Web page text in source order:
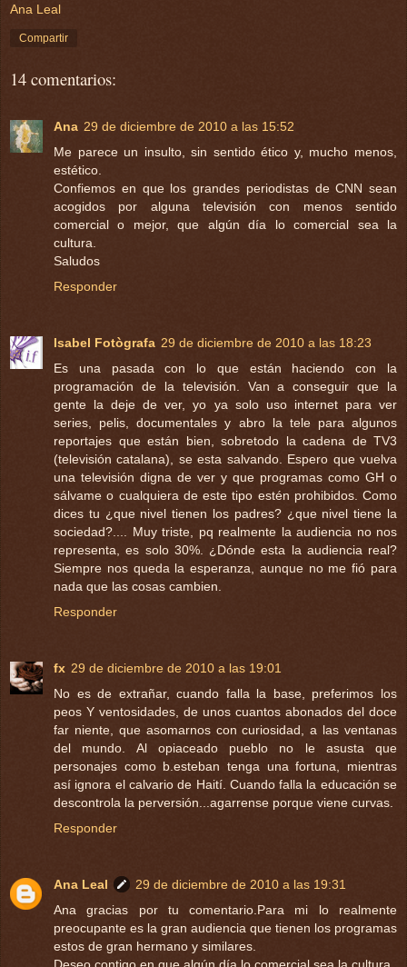
Ana Leal
Compartir
14 comentarios:
Ana 29 de diciembre de 2010 a las 15:52
Me parece un insulto, sin sentido ético y, mucho menos,
estético.
Confiemos en que los grandes periodistas de CNN sean
acogidos por alguna televisión con menos sentido
comercial o mejor, que algún día lo comercial sea la
cultura.
Saludos
Responder
Isabel Fotògrafa 29 de diciembre de 2010 a las 18:23
Es una pasada con lo que están haciendo con la
programación de la televisión. Van a conseguir que la
gente la deje de ver, yo ya solo uso internet para ver
series, pelis, documentales y abro la tele para algunos
reportajes que están bien, sobretodo la cadena de TV3
(televisión catalana), se esta salvando. Espero que vuelva
una televisión digna de ver y que programas como GH o
sálvame o cualquiera de este tipo estén prohibidos. Como
dices tu ¿que nivel tienen los padres? ¿que nivel tiene la
sociedad?.... Muy triste, pq realmente la audiencia no nos
representa, es solo 30%. ¿Dónde esta la audiencia real?
Siempre nos queda la esperanza, aunque no me fió para
nada que las cosas cambien.
Responder
fx 29 de diciembre de 2010 a las 19:01
No es de extrañar, cuando falla la base, preferimos los
peos Y ventosidades, de unos cuantos abonados del doce
far niente, que asomarnos con curiosidad, a las ventanas
del mundo. Al opiaceado pueblo no le asusta que
personajes como b.esteban tenga una fortuna, mientras
así ignora el calvario de Haití. Cuando falla la educación se
descontrola la perversión...agarrense porque viene curvas.
Responder
Ana Leal
29 de diciembre de 2010 a las 19:31
Ana gracias por tu comentario.Para mi lo realmente
preocupante es la gran audiencia que tienen los programas
estos de gran hermano y similares.